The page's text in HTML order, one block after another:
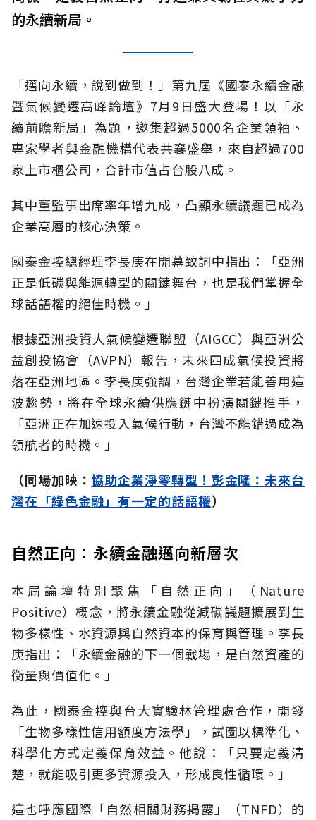
的永續新局。
「邁向永續，說到做到！」第九屆《國泰永續金融
暨氣候變遷高峰論壇》7月9日盛大登場！以「永
續前瞻新局」為題，邀集超過5000名企業領袖、
專家學者與金融機構代表共襄盛舉，來自超過700
家上市櫃公司，合計市值占台股八成。
其中董監事出席率年增九成，凸顯永續議題已成為
企業高層的核心決策。
國泰金控總經理李長庚在開幕致詞中指出：「亞洲
正是低碳與能源轉型的關鍵舞台，也是我們掌握全
球話語權的絕佳時機。」
根據亞洲投資人氣候變遷聯盟（AIGCC）與亞洲公
益創投協會（AVPN）報告，未來四成氣候投資將
落在亞洲地區。李長庚強調，台灣企業若能善用這
波趨勢，將在全球永續供應鏈中扮演關鍵推手，
「亞洲正在加速投入氣候行動，台灣不能錯過成為
領航者的時機。」
（同場加映： 協助企業淨零轉型！彭金隆：未來台
灣在「綠色金融」有一定的話語權）
自然正向：永續金融邁向新層次
本屆論壇特別聚焦「自然正向」（Nature
Positive）概念，將永續金融從減碳議題擴展到生
物多樣性、水資源與自然資本的保育與管理。李長
庚指出：「永續金融的下一個戰場，是自然資產的
衡量與價值化。」
為此，國泰金控與台大實驗林管理處合作，開發
「生物多樣性信用額度方法學」，試圖以標準化、
科學化方式定義保育效益。他說：「只要定義清
楚，就能吸引更多資源投入，形成良性循環。」
這也呼應國際「自然相關財務揭露」（TNFD）的